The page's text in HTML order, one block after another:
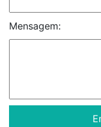
Mensagem: